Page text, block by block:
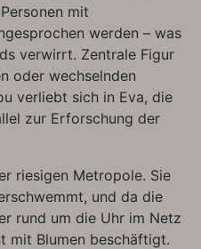
mit
werden – was
verwirrt. Zentrale Figur
oder wechselnden
verliebt sich in Eva, die
zur Erforschung der
riesigen Metropole. Sie
und da die
rund um die Uhr im Netz
mit Blumen beschäftigt.